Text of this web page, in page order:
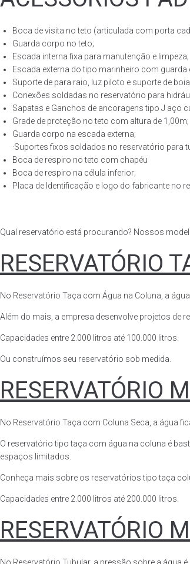
Boca de visita no teto (articulada com porta
Guarda corpo no teto;
Escada interna fixa para manutenção e limpeza;
Escada externa do tipo marinheiro com guarda
Suporte de para raio, luz piloto e suporte de
Conexões soldadas no reservatório para
Sapatas e Ganchos de ancoragens tipo J aço
Grade de proteção no teto com altura de 1,00m;
Guarda corpo na escada externa;
·Suportes fixos soldados no reservatório para
Boca de respiro no teto com chapéu
Boca de respiro na célula inferior;
Placa de Identificação e logo do fabricante no
Qual reservatório está procurando? Nossos
RESERVATÓRIO
No Reservatório Taça com Água na Coluna, a
Além do mais, a empresa desenvolve projetos de
Capacidades entre 2.000 litros até 100.000 litros.
Ou construímos seu reservatório sob medida.
RESERVATÓRIO
No Reservatório Taça com Coluna Seca, a água
O reservatório tipo taça com água na coluna é
espaços limitados.
Conheça mais sobre os reservatórios tipo taça
Capacidades entre 2.000 litros até 200.000 litros.
RESERVATÓRIO